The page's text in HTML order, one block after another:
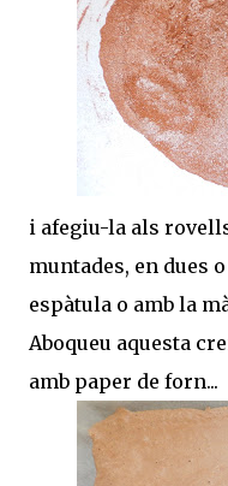
i afegiu-la als
muntades, en dues
espàtula o amb la
Aboqueu aquesta
amb paper de forn...